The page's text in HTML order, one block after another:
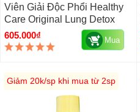
Viên Giải Độc Phổi Healthy
Care Original Lung Detox
605.000₫
Mua
Giảm 20k/sp khi mua từ 2sp